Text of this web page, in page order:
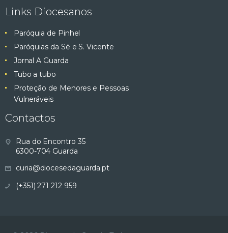
Links Diocesanos
Paróquia de Pinhel
Paróquias da Sé e S. Vicente
Jornal A Guarda
Tubo a tubo
Proteção de Menores e Pessoas
Vulneráveis
Contactos
Rua do Encontro 35
6300-704 Guarda
curia@diocesedaguarda.pt
(+351) 271 212 959